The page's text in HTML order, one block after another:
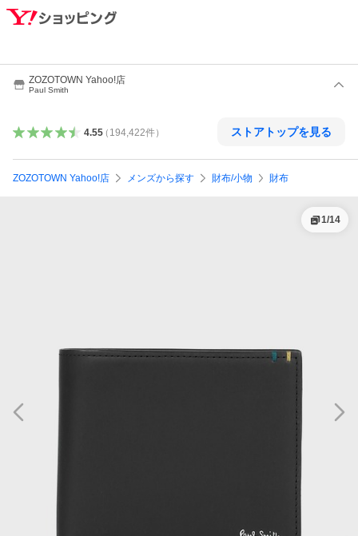
ZOZOTOWN Yahoo!店
Paul Smith
4.55（ 194,422件） ストアトップを見る
ZOZOTOWN Yahoo!店 メンズから探す 財布/小物 財布
1/14